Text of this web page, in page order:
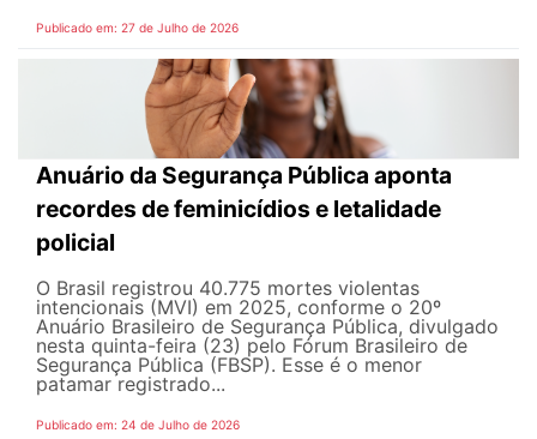
Publicado em: 27 de Julho de 2026
Anuário da Segurança Pública aponta
recordes de feminicídios e letalidade
policial
O Brasil registrou 40.775 mortes violentas
intencionais (MVI) em 2025, conforme o 20º
Anuário Brasileiro de Segurança Pública, divulgado
nesta quinta-feira (23) pelo Fórum Brasileiro de
Segurança Pública (FBSP). Esse é o menor
patamar registrado...
Publicado em: 24 de Julho de 2026